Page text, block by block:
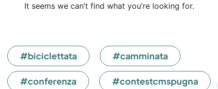
It seems we can’t find what you’re looking for.
#biciclettata #camminata
#conferenza #contestcmspugna